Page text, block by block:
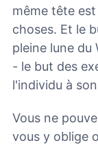
même tête
choses. Et le
pleine lune du
- le but des
l'individu à
Vous ne
vous y oblige